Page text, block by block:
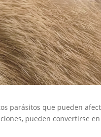
parásitos que pueden
pueden convertirse en